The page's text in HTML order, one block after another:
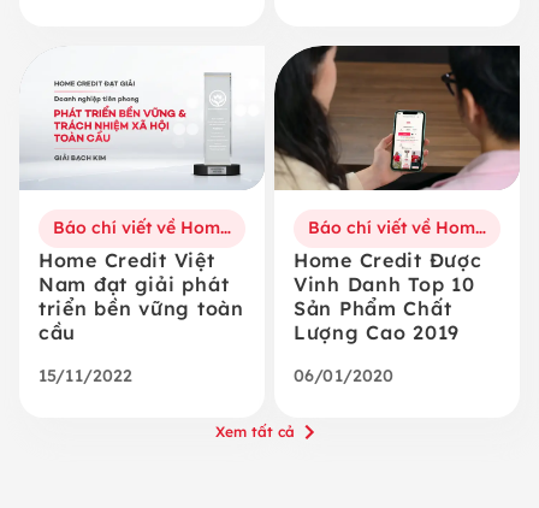
Báo chí viết về Home Credit
Home Credit Việt
Nam đạt giải phát
triển bền vững toàn
cầu
15/11/2022
Báo chí viết về Home Credit
Home Credit Được
Vinh Danh Top 10
Sản Phẩm Chất
Lượng Cao 2019
06/01/2020
Xem tất cả